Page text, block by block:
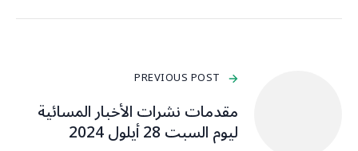
PREVIOUS POST
مقدمات نشرات الأخبار المسائية
ليوم السبت 28 أيلول 2024